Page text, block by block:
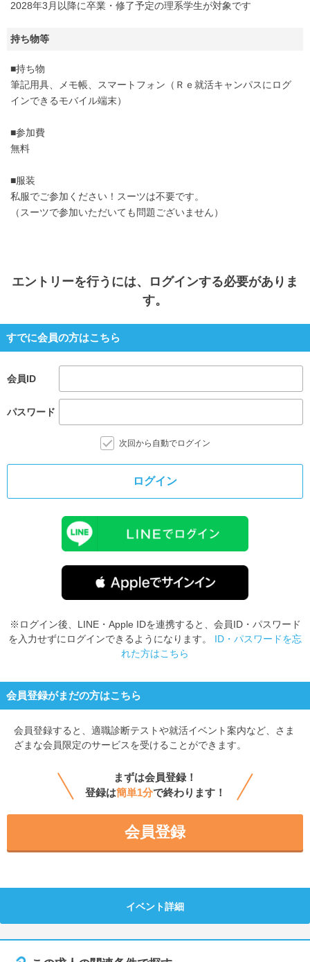
2028年3月以降に卒業・修了予定の理系学生が対象です
持ち物等
■持ち物
筆記用具、メモ帳、スマートフォン（Ｒｅ就活キャンパスにログ
インできるモバイル端末）
■参加費
無料
■服装
私服でご参加ください！スーツは不要です。
（スーツで参加いただいても問題ございません）
エントリーを行うには、ログインする必要がありま
す。
すでに会員の方はこちら
会員ID
パスワード
次回から自動でログイン
ログイン
※ログイン後、LINE・Apple IDを連携すると、会員ID・パスワード
を入力せずにログインできるようになります。 ID・パスワードを忘
れた方はこちら
会員登録がまだの方はこちら
会員登録すると、 適職診断テストや就活イベント案内など、さま
ざまな会員限定のサービスを受けることができます。
まずは会員登録！
登録は簡単1分で終わります！
会員登録
イベント詳細